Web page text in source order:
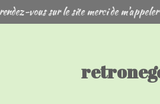
vous sur le site merci de m'appeler